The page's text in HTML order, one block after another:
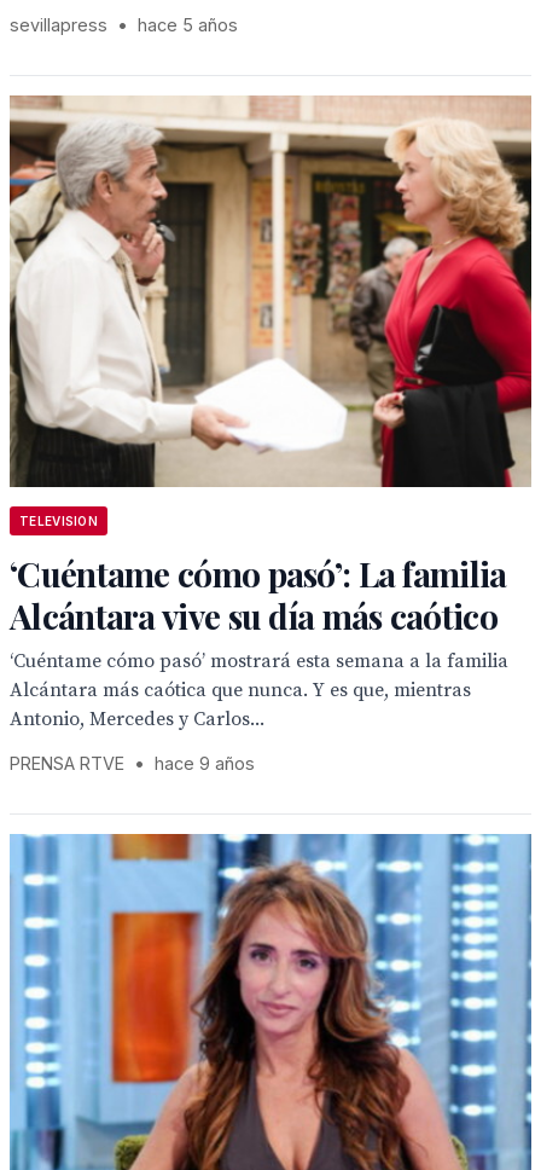
sevillapress • hace 5 años
TELEVISION
‘Cuéntame cómo pasó’: La familia
Alcántara vive su día más caótico
‘Cuéntame cómo pasó’ mostrará esta semana a la familia
Alcántara más caótica que nunca. Y es que, mientras
Antonio, Mercedes y Carlos...
PRENSA RTVE • hace 9 años